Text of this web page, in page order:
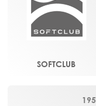
SOFTCLUB
195